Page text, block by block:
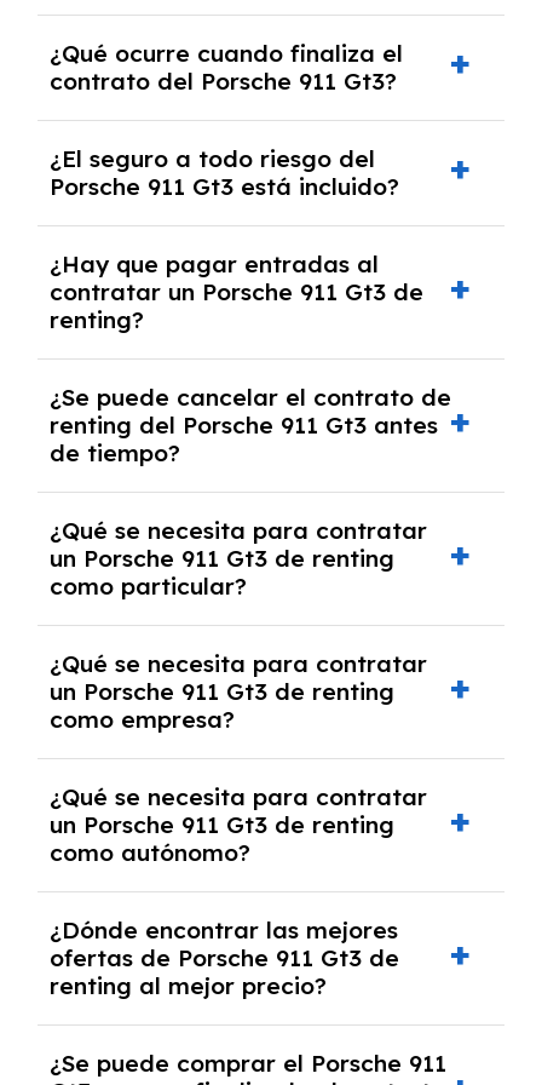
contrato y puede variar entre 10,000 y
30,000 km anuales. Si excedes ese límite,
puede haber un cargo adicional.
¿Qué ocurre cuando finaliza el
contrato del Porsche 911 Gt3?
coche, renovarlo por uno nuevo o, en algunos
casos, comprarlo a un precio previamente
acordado.
¿El seguro a todo riesgo del
Porsche 911 Gt3 está incluido?
911 Gt3 con el seguro a todo riesgo sin
franquicia incluido dentro de las cuotas
mensuales.
¿Hay que pagar entradas al
contratar un Porsche 911 Gt3 de
renting?
tendrás que pagar ningún tipo de entrada
salvo en casos que lo exija el proveedor
debido al resultado del estudio de viabilidad
económica.
¿Se puede cancelar el contrato de
renting del Porsche 911 Gt3 antes
de tiempo?
pero puede haber penalizaciones por
cancelación anticipada. Es importante revisar
las condiciones del contrato y hablar con un
experto que te asesore.
¿Qué se necesita para contratar
un Porsche 911 Gt3 de renting
como particular?
y, en algunos casos, una consulta de solvencia
crediticia y un pago inicial.
¿Qué se necesita para contratar
un Porsche 911 Gt3 de renting
como empresa?
documentación financiera y, en algunos
casos, un informe de solvencia de la empresa
y un pago inicial.
¿Qué se necesita para contratar
un Porsche 911 Gt3 de renting
como autónomo?
autónomos, justificante de ingresos y, en
algunos casos, un informe fiscal y un pago
inicial.
¿Dónde encontrar las mejores
ofertas de Porsche 911 Gt3 de
renting al mejor precio?
mejores ofertas de vehículos de renting con
¿Se puede comprar el Porsche 911